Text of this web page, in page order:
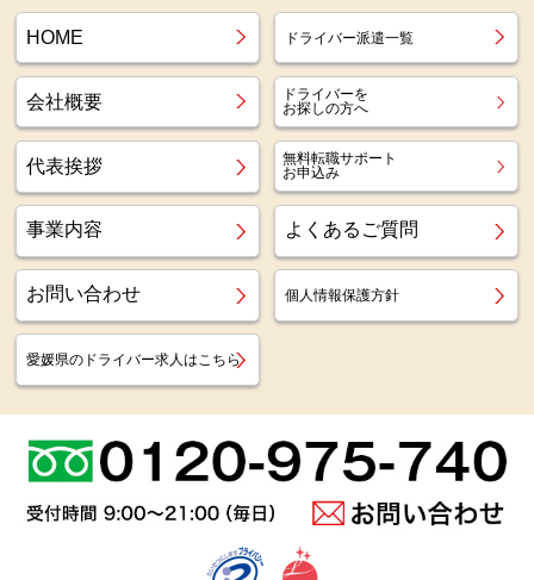
HOME ドライバー派遣一覧
会社概要
ドライバーを
お探しの方へ
代表挨拶
無料転職サポート
お申込み
事業内容 よくあるご質問
お問い合わせ 個人情報保護方針
愛媛県のドライバー求人はこちら